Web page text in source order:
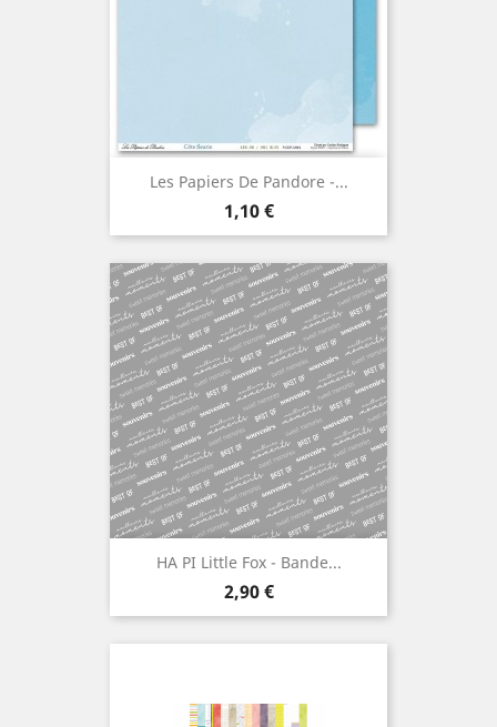
Les Papiers De Pandore -...
Prix
1,10 €
HA PI Little Fox - Bande...
Prix
2,90 €